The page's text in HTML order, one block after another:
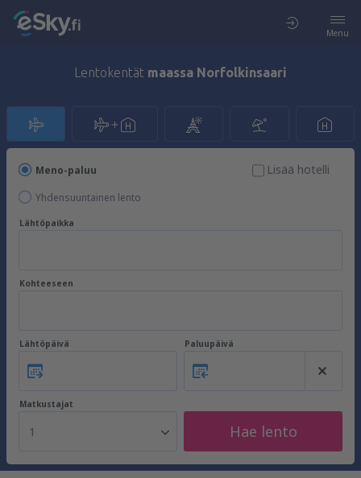
Menu
Lentokentät maassa Norfolkinsaari
Meno-paluu
Yhdensuuntainen lento
Lisää hotelli
Lähtöpaikka
Kohteeseen
Lähtöpäivä Paluupäivä
Matkustajat
1 Hae lento